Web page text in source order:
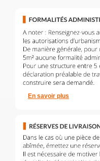
En savoir plus